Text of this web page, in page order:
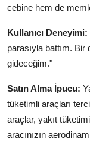
cebine hem de
Kullanıcı Deneyimi:
parasıyla battım.
gideceğim."
Satın Alma İpucu:
tüketimli araçları
araçlar, yakıt
aracınızın